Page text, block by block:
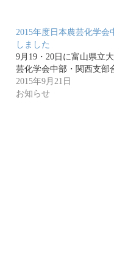
2015年度日本農芸化学
しました
9月19・20日に富山県立
芸化学会中部・関西支部
2015年9月21日
お知らせ